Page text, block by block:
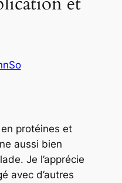
protéines et
aussi bien
Je l’apprécie
avec d’autres